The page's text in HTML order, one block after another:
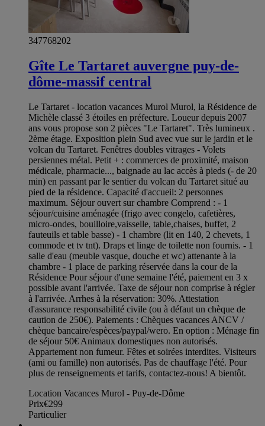
347768202
Gîte Le Tartaret auvergne puy-de-
dôme-massif central
Le Tartaret - location vacances Murol Murol, la Résidence de
Michèle classé 3 étoiles en préfecture. Loueur depuis 2007
ans vous propose son 2 pièces "Le Tartaret". Très lumineux .
2ème étage. Exposition plein Sud avec vue sur le jardin et le
volcan du Tartaret. Fenêtres doubles vitrages - Volets
persiennes métal. Petit + : commerces de proximité, maison
médicale, pharmacie..., baignade au lac accès à pieds (- de 20
min) en passant par le sentier du volcan du Tartaret situé au
pied de la résidence. Capacité d'accueil: 2 personnes
maximum. Séjour ouvert sur chambre Comprend : - 1
séjour/cuisine aménagée (frigo avec congelo, cafetières,
micro-ondes, bouilloire,vaisselle, table,chaises, buffet, 2
fauteuils et table basse) - 1 chambre (lit en 140, 2 chevets, 1
commode et tv tnt). Draps et linge de toilette non fournis. - 1
salle d'eau (meuble vasque, douche et wc) attenante à la
chambre - 1 place de parking réservée dans la cour de la
Résidence Pour séjour d'une semaine l'été, paiement en 3 x
possible avant l'arrivée. Taxe de séjour non comprise à régler
à l'arrivée. Arrhes à la réservation: 30%. Attestation
d'assurance responsabilité civile (ou à défaut un chèque de
caution de 250€). Paiements : Chèques vacances ANCV /
chèque bancaire/espèces/paypal/wero. En option : Ménage fin
de séjour 50€ Animaux domestiques non autorisés.
Appartement non fumeur. Fêtes et soirées interdites. Visiteurs
(ami ou famille) non autorisés. Pas de chauffage l'été. Pour
plus de renseignements et tarifs, contactez-nous! A bientôt.
Location Vacances Murol - Puy-de-Dôme
Prix€299
Particulier